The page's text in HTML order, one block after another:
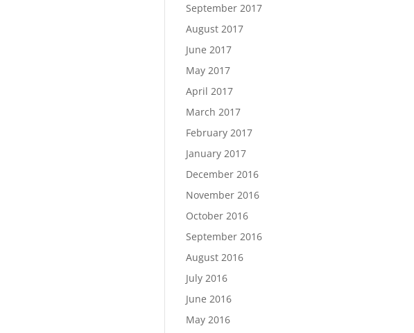
September 2017
August 2017
June 2017
May 2017
April 2017
March 2017
February 2017
January 2017
December 2016
November 2016
October 2016
September 2016
August 2016
July 2016
June 2016
May 2016